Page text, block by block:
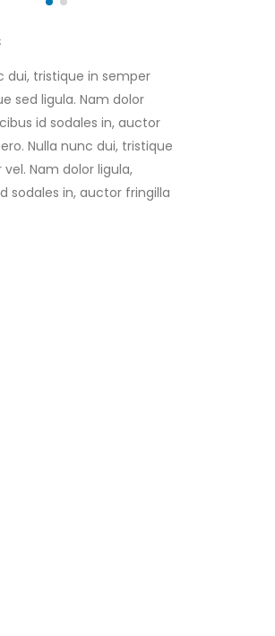
dui, tristique in semper
sed ligula. Nam dolor
id sodales in, auctor
Nulla nunc dui, tristique
Nam dolor ligula,
sodales in, auctor fringilla